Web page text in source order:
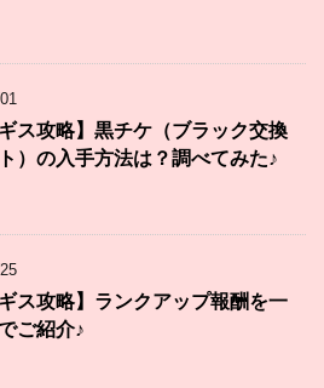
ギス攻略】黒チケ（ブラック交換
）の入手方法は？調べてみた♪
ギス攻略】ランクアップ報酬を一
ご紹介♪